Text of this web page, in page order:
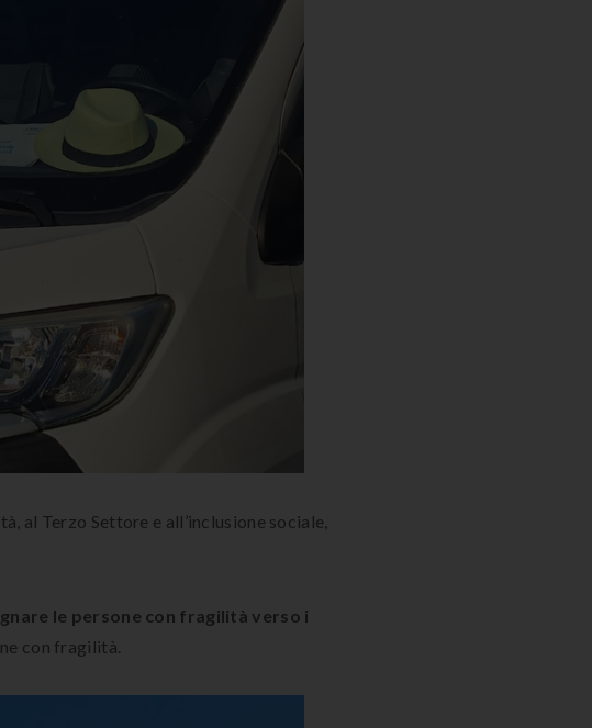
al Terzo Settore e all’inclusione sociale,
le persone con fragilità verso i
con fragilità.